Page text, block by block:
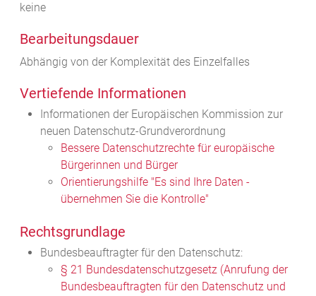
keine
Bearbeitungsdauer
Abhängig von der Komplexität des Einzelfalles
Vertiefende Informationen
Informationen der Europäischen Kommission zur
neuen Datenschutz-Grundverordnung
Bessere Datenschutzrechte für europäische
Bürgerinnen und Bürger
Orientierungshilfe "Es sind Ihre Daten -
übernehmen Sie die Kontrolle"
Rechtsgrundlage
Bundesbeauftragter für den Datenschutz:
§ 21 Bundesdatenschutzgesetz (Anrufung der
Bundesbeauftragten für den Datenschutz und